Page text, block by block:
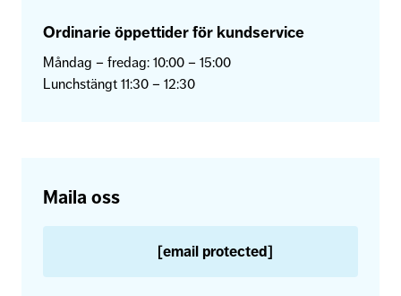
Ordinarie öppettider för kundservice
Måndag – fredag: 10:00 – 15:00
Lunchstängt 11:30 – 12:30
Maila oss
[email protected]